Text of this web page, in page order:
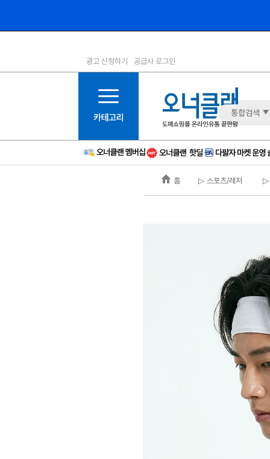
1등급
6등급
11등급
12등급
15등급
16등급
광고 신청하기 공급사 로그인
통합검색
홈 ▷ 스포츠/레저 ▷